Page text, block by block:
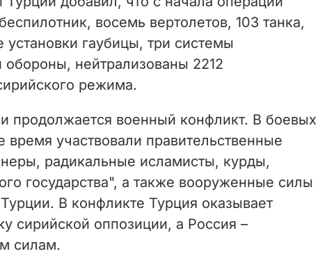
восемь вертолетов, 103 танка,
установки гаубицы, три системы
обороны, нейтрализованы 2212
режима.
продолжается военный конфликт. В боевых
время участвовали правительственные
радикальные исламисты, курды,
государства", а также вооруженные силы
В конфликте Турция оказывает
сирийской оппозиции, а Россия –
силам.